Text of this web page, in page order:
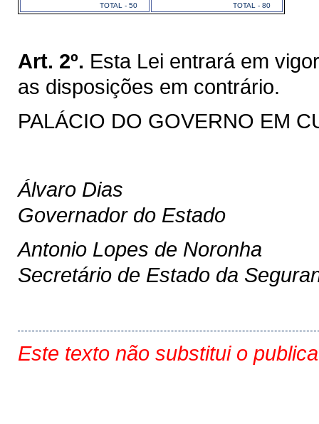
TOTAL - 50
TOTAL - 80
Art. 2º. Esta Lei entrará em
as disposições em contrário.
PALÁCIO DO GOVERNO EM
Álvaro Dias
Governador do Estado
Antonio Lopes de Noronha
Secretário de Estado da
Este texto não substitui o